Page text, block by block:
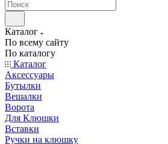
Каталог
По всему сайту
По каталогу
Каталог
Аксессуары
Бутылки
Вешалки
Ворота
Для Клюшки
Вставки
Ручки на клюшку